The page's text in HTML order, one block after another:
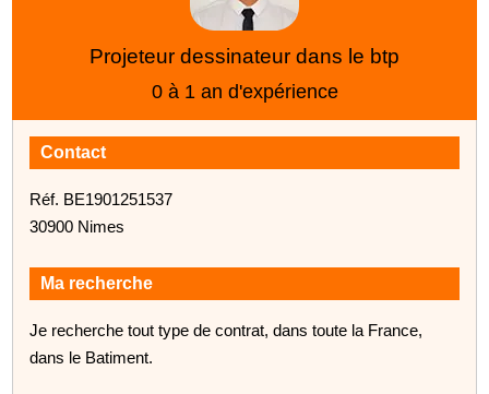
Projeteur dessinateur dans le btp
0 à 1 an d'expérience
Contact
Réf. BE1901251537
30900 Nimes
Ma recherche
Je recherche tout type de contrat, dans toute la France,
dans le Batiment.